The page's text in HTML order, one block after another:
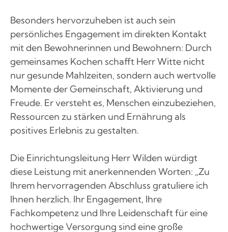
Besonders hervorzuheben ist auch sein
persönliches Engagement im direkten Kontakt
mit den Bewohnerinnen und Bewohnern: Durch
gemeinsames Kochen schafft Herr Witte nicht
nur gesunde Mahlzeiten, sondern auch wertvolle
Momente der Gemeinschaft, Aktivierung und
Freude. Er versteht es, Menschen einzubeziehen,
Ressourcen zu stärken und Ernährung als
positives Erlebnis zu gestalten.
Die Einrichtungsleitung Herr Wilden würdigt
diese Leistung mit anerkennenden Worten: „Zu
Ihrem hervorragenden Abschluss gratuliere ich
Ihnen herzlich. Ihr Engagement, Ihre
Fachkompetenz und Ihre Leidenschaft für eine
hochwertige Versorgung sind eine große